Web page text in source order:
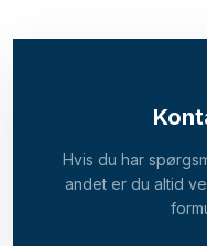
Hvis du har
andet er du altid